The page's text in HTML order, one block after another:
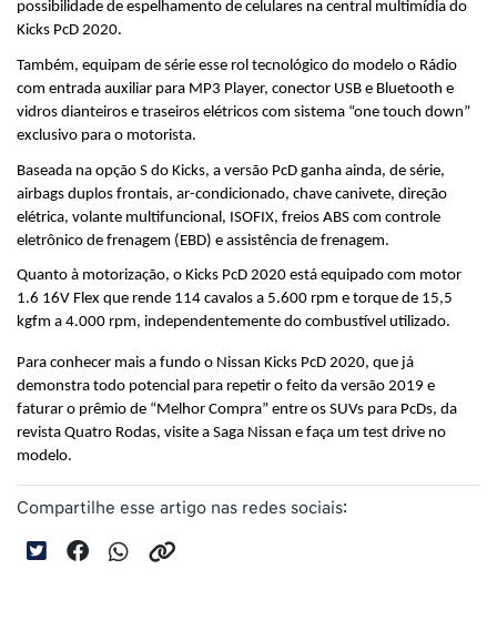
possibilidade de espelhamento de celulares na central multimídia do
Kicks PcD 2020.
Também, equipam de série esse rol tecnológico do modelo o Rádio
com entrada auxiliar para MP3 Player, conector USB e Bluetooth e
vidros dianteiros e traseiros elétricos com sistema “one touch down”
exclusivo para o motorista.
Baseada na opção S do Kicks, a versão PcD ganha ainda, de série,
airbags duplos frontais, ar-condicionado, chave canivete, direção
elétrica, volante multifuncional, ISOFIX, freios ABS com controle
eletrônico de frenagem (EBD) e assistência de frenagem.
Quanto à motorização, o Kicks PcD 2020 está equipado com motor
1.6 16V Flex que rende 114 cavalos a 5.600 rpm e torque de 15,5
kgfm a 4.000 rpm, independentemente do combustível utilizado.
Para conhecer mais a fundo o Nissan Kicks PcD 2020, que já
demonstra todo potencial para repetir o feito da versão 2019 e
faturar o prêmio de “Melhor Compra” entre os SUVs para PcDs, da
revista Quatro Rodas, visite a Saga Nissan e faça um test drive no
modelo.
Compartilhe esse artigo nas redes sociais: